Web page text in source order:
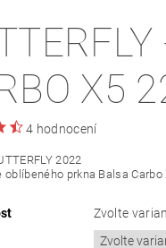
X5
4 hodnocení
2022
oblíbeného prkna Balsa
Zvolte